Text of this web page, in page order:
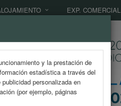
y la prestación de
estadística a través del
personalizada en
(por ejemplo, páginas
EXP. COMERCIAL